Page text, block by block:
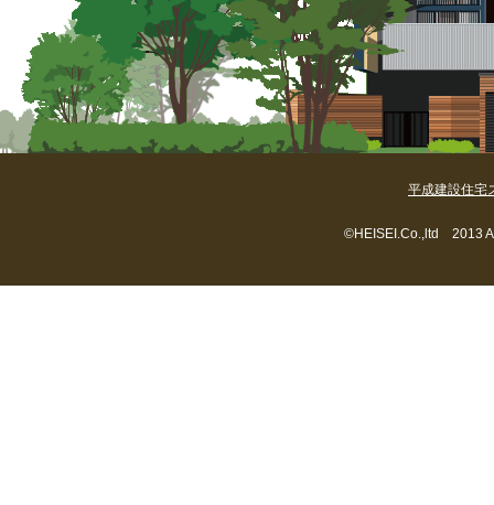
平成建設住
©HEISEI.Co.,ltd